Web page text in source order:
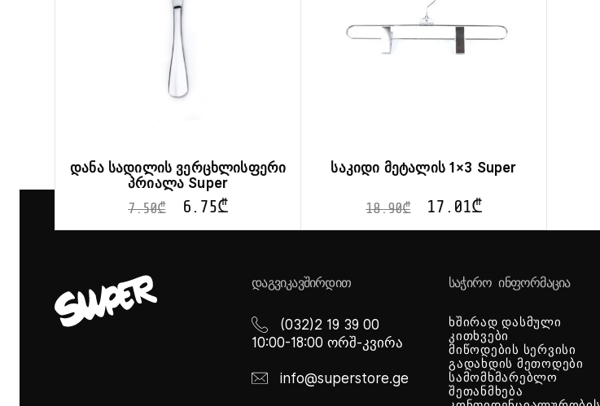
დანა სადილის ვერცხლისფერი
პრიალა Super
7.50₾ 6.75₾
საკიდი მეტალის 1×3 Super
18.90₾ 17.01₾
ᲓᲐᲒᲕᲘᲙᲐᲕᲨᲘᲠᲓᲘᲗ
(032)2 19 39 00
10:00-18:00 ორშ-კვირა
info@superstore.ge
ᲡᲐᲭᲘᲠᲝ ᲘᲜᲤᲝᲠᲛᲐᲪᲘᲐ
ხშირად დასმული
კითხვები
მიწოდების სერვისი
გადახდის მეთოდები
სამომხმარებლო
შეთანმხება